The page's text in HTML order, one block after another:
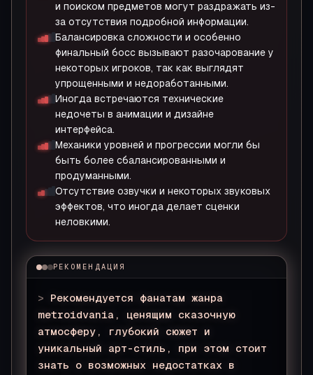
и поиском предметов могут раздражать из-
за отсутствия подробной информации.
Балансировка сложности и особенно
финальный босс вызывают разочарование у
некоторых игроков, так как выглядят
упрощенными и недоработанными.
Иногда встречаются технические
недочеты в анимации и дизайне
интерфейса.
Механики уровней и прогрессии могли бы
быть более сбалансированными и
продуманными.
Отсутствие озвучки и некоторых звуковых
эффектов, что иногда делает сценки
неловкими.
РЕКОМЕНДАЦИЯ
> Рекомендуется фанатам жанра
metroidvania, ценящим сказочную
атмосферу, глубокий сюжет и
уникальный арт-стиль, при этом стоит
знать о возможных недостатках в